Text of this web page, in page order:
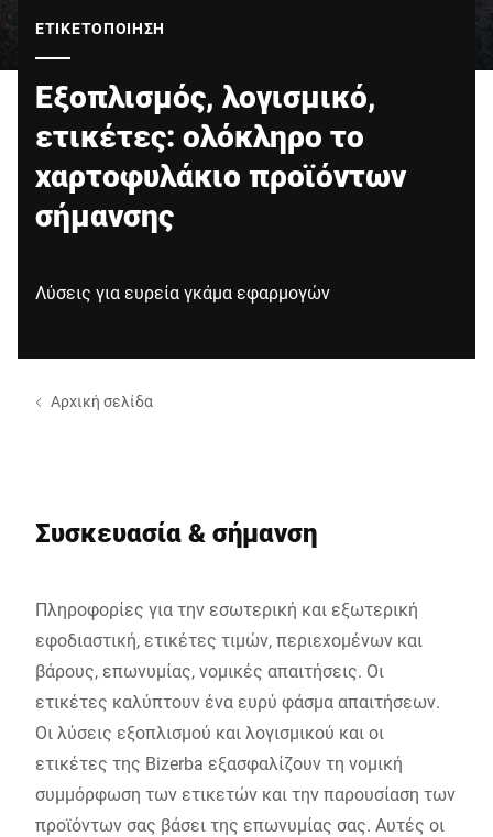
ΕΤΙΚΕΤΟΠΟΊΗΣΗ
Εξοπλισμός, λογισμικό,
ετικέτες: ολόκληρο το
χαρτοφυλάκιο προϊόντων
σήμανσης
Λύσεις για ευρεία γκάμα εφαρμογών
Αρχική σελίδα
Συσκευασία & σήμανση
Πληροφορίες για την εσωτερική και εξωτερική
εφοδιαστική, ετικέτες τιμών, περιεχομένων και
βάρους, επωνυμίας, νομικές απαιτήσεις. Οι
ετικέτες καλύπτουν ένα ευρύ φάσμα απαιτήσεων.
Οι λύσεις εξοπλισμού και λογισμικού και οι
ετικέτες της Bizerba εξασφαλίζουν τη νομική
συμμόρφωση των ετικετών και την παρουσίαση των
προϊόντων σας βάσει της επωνυμίας σας. Αυτές οι